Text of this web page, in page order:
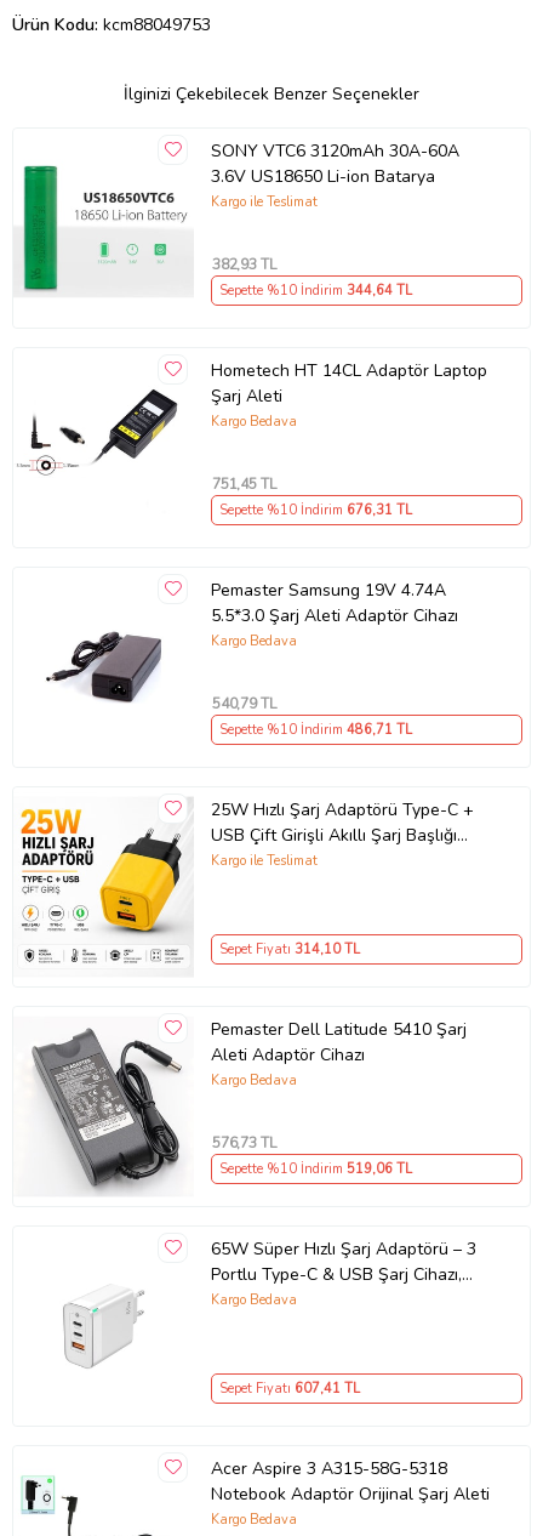
Ürün Kodu: kcm88049753
İlginizi Çekebilecek Benzer Seçenekler
SONY VTC6 3120mAh 30A-60A
3.6V US18650 Li-ion Batarya
Kargo ile Teslimat
382,93 TL
Sepette %10 İndirim 344,64 TL
Hometech HT 14CL Adaptör Laptop
Şarj Aleti
Kargo Bedava
751,45 TL
Sepette %10 İndirim 676,31 TL
Pemaster Samsung 19V 4.74A
5.5*3.0 Şarj Aleti Adaptör Cihazı
Kargo Bedava
540,79 TL
Sepette %10 İndirim 486,71 TL
25W Hızlı Şarj Adaptörü Type-C +
USB Çift Girişli Akıllı Şarj Başlığı
Kompakt Tasarım
Kargo ile Teslimat
Sepet Fiyatı 314,10 TL
Pemaster Dell Latitude 5410 Şarj
Aleti Adaptör Cihazı
Kargo Bedava
576,73 TL
Sepette %10 İndirim 519,06 TL
65W Süper Hızlı Şarj Adaptörü – 3
Portlu Type-C & USB Şarj Cihazı,
GaN Teknolojili 65W Hızlı Şarj Cihazı
Adaptörü – Type-C ve USB Çıkışlı,
Evrensel 65W Duvar Tipi Şarj
Kargo Bedava
Sepet Fiyatı 607,41 TL
Acer Aspire 3 A315-58G-5318
Notebook Adaptör Orijinal Şarj Aleti
Kargo Bedava